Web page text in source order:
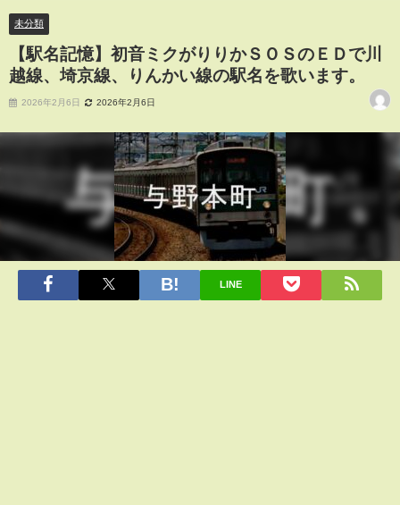
未分類
【駅名記憶】初音ミクがりりかＳＯＳのＥＤで川
越線、埼京線、りんかい線の駅名を歌います。
2026年2月6日 2026年2月6日
LINE